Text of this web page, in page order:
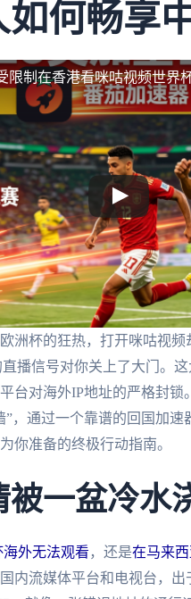
何畅享
限制在香港看咪咕视频世界
洲杯的狂热，打开咪咕视频
播信号对你关上了大门。
台对海外IP地址的严格封
，通过一个靠谱的回国加
你准备的终极行动指南。
一盆冷水
外无法观看 ，还是在马来
内流媒体平台和电视台，